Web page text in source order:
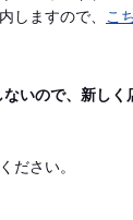
しますので、
こ
いので、新しく
ださい。